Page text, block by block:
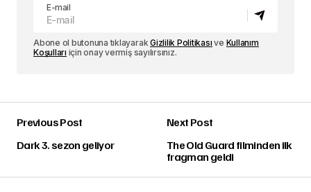
E-mail
Abone ol butonuna tıklayarakGizlilik Politikası ve Kullanım
Koşulları için onay vermiş sayılırsınız.
Previous Post
Dark 3. sezon geliyor
Next Post
The Old Guard filminden ilk
fragman geldi